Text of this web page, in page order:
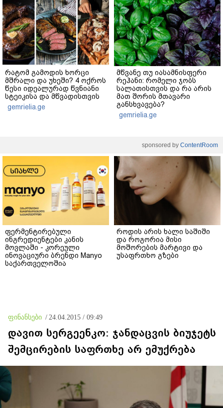
რატომ გამოდის ხორცი
მშრალი და უხეში? 4 ოქროს
წესი იდეალურად წვნიანი
სტეიკისა და მწვადისთვის
gemrielia.ge
მწვანე თუ იასამნისფერი
რეჰანი: რომელი ჯობს
სალათისთვის და რა არის
მათ შორის მთავარი
განსხვავება?
gemrielia.ge
sponsored by ContentRoom
ფერმენტირებული
ინგრედიენტები კანის
მოვლაში - კორეული
ინოვაციური ბრენდი Manyo
საქართველოშია
როდის არის ხალი საშიში
და როგორია მისი
მოშორების მარტივი და
უსაფრთხო გზები
ფინანსები / 24.04.2015 / 09:49
დავით სერგეენკო: ჯანდაცვის ბიუჯეტს
შემცირების საფრთხე არ ემუქრება